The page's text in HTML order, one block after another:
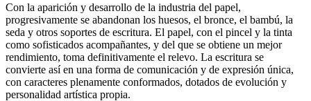
Con la aparición y desarrollo de la industria del papel,
progresivamente se abandonan los huesos, el bronce, el bambú, la
seda y otros soportes de escritura. El papel, con el pincel y la tinta
como sofisticados acompañantes, y del que se obtiene un mejor
rendimiento, toma definitivamente el relevo. La escritura se
convierte así en una forma de comunicación y de expresión única,
con caracteres plenamente conformados, dotados de evolución y
personalidad artística propia.